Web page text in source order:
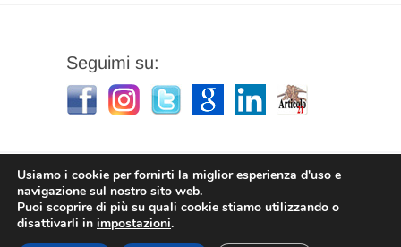
Seguimi su:
Stefano Corradino
Usiamo i cookie per fornirti la miglior esperienza d'uso e
navigazione sul nostro sito web.
Puoi scoprire di più su quali cookie stiamo utilizzando o
disattivarli in impostazioni.